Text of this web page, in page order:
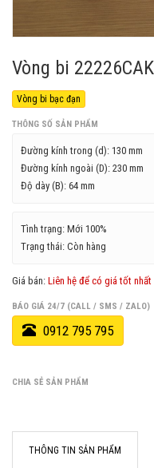
Vòng bi
Vòng bi bạc đạn
THÔNG SỐ SẢN PHẨM
Đường kính trong (d): 130 mm
Đường kính ngoài (D): 230 mm
Độ dày (B): 64 mm
Tình trạng: Mới 100%
Trạng thái: Còn hàng
Giá bán: Liên hệ để có giá tốt nhất
BÁO GIÁ 24/7 (CALL / SMS / ZALO)
0912 795 795
CHIA SẺ SẢN PHẨM
THÔNG TIN SẢN PHẨM